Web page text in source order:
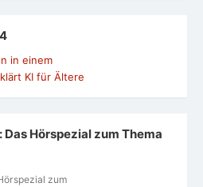
Hörspezial zum Thema
zum